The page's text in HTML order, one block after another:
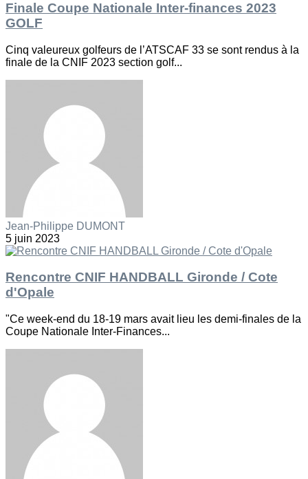
Finale Coupe Nationale Inter-finances 2023
GOLF
Cinq valeureux golfeurs de l’ATSCAF 33 se sont rendus à la
finale de la CNIF 2023 section golf...
Jean-Philippe DUMONT
5 juin 2023
Rencontre CNIF HANDBALL Gironde / Cote
d'Opale
"Ce week-end du 18-19 mars avait lieu les demi-finales de la
Coupe Nationale Inter-Finances...